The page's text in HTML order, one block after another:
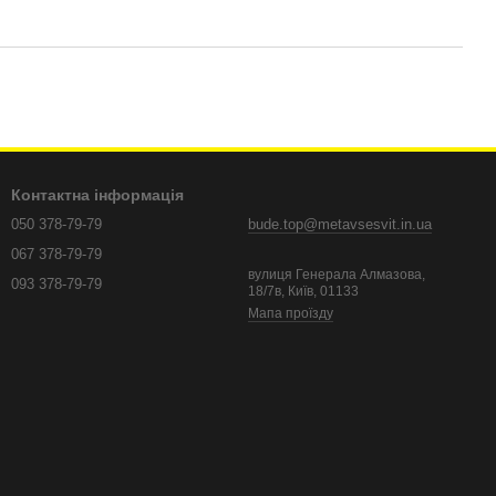
Контактна інформація
050 378-79-79
067 378-79-79
093 378-79-79
bude.top@metavsesvit.in.ua
вулиця Генерала Алмазова,
18/7в, Київ, 01133
Мапа проїзду